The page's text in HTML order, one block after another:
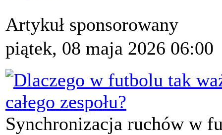
Artykuł sponsorowany
piątek, 08 maja 2026 06:00
Synchronizacja ruchów w